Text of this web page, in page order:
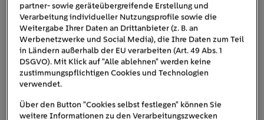
Reisen im Camper wird mit einem individuellen Van-Ausbau zum
Lebensgefühl.
Komplettausbau oder Teilausbau: Die
Vorüberlegungen
Sobald der Campingbus wie ein weißes Blatt Papier auf
Ideenwartet, stellt sich die Frage: Wo fange ich an? Die
Möglichkeiten für einen Van-Umbau sind vielfältig und
partner- sowie geräteübergreifende Erstellung und
Verarbeitung individueller Nutzungsprofile sowie die
Weitergabe Ihrer Daten an Drittanbieter (z. B. an
Werbenetzwerke und Social Media), die Ihre Daten zum Teil
in Ländern außerhalb der EU verarbeiten (Art. 49 Abs. 1
DSGVO). Mit Klick auf "Alle ablehnen" werden keine
zustimmungspflichtigen Cookies und Technologien
verwendet.
Über den Button "Cookies selbst festlegen" können Sie
weitere Informationen zu den Verarbeitungszwecken